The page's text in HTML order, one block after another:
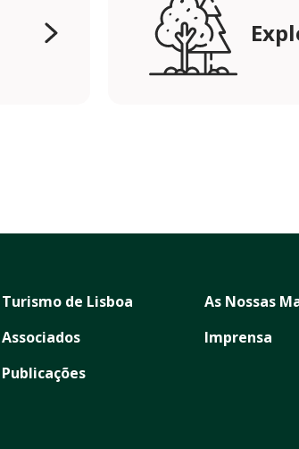
Turismo de Lisboa
Associados
Publicações
As Nossas
Imprensa